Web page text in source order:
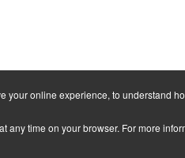
your online experience, to understand
any time on your browser. For more